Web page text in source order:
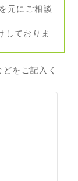
元にご相談
ておりま
をご記入く